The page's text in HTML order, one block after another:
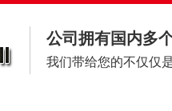
公司拥有国内多
我们带给您的不仅仅